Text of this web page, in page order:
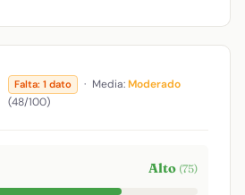
Falta: 1 dato · Media:Moderado
(48/100)
Alto (75)